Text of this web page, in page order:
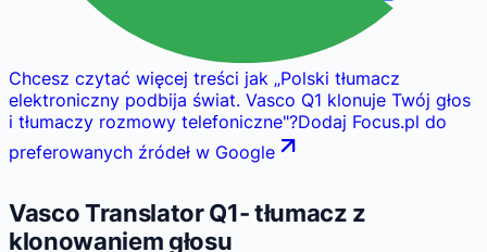
Chcesz czytać więcej treści jak „Polski tłumacz
elektroniczny podbija świat. Vasco Q1 klonuje Twój głos
i tłumaczy rozmowy telefoniczne"?Dodaj Focus.pl do
preferowanych źródeł w Google
Vasco Translator Q1- tłumacz z
klonowaniem głosu